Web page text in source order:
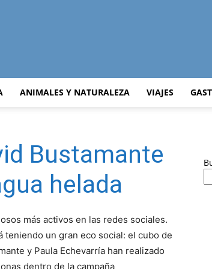
Curiosidades
Curiosas
del
ANIMALES Y NATURALEZA VIAJES
Bustamante
helada
más activos en las redes sociales.
teniendo un gran eco social: el cubo de
y Paula Echevarría han realizado
dentro de la campaña